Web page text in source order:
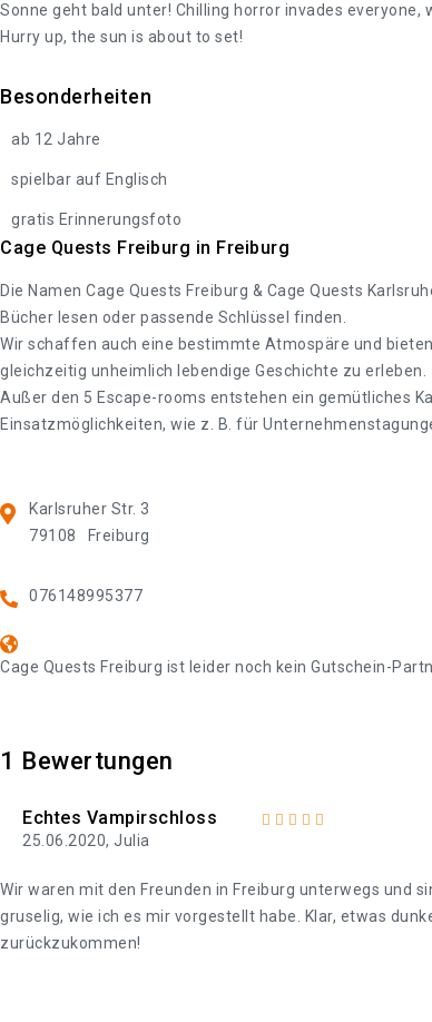
Sonne geht bald unter! Chilling horror invades
Hurry up, the sun is about to set!
Besonderheiten
ab 12 Jahre
spielbar auf Englisch
gratis Erinnerungsfoto
Cage Quests Freiburg in Freiburg
Die Namen Cage Quests Freiburg & Cage Quests
Bücher lesen oder passende Schlüssel finden.
Wir schaffen auch eine bestimmte Atmospäre und
gleichzeitig unheimlich lebendige Geschichte zu erleben.
Außer den 5 Escape-rooms entstehen ein gemütliches
Einsatzmöglichkeiten, wie z. B. für
Karlsruher Str. 3
79108
Freiburg
076148995377
Cage Quests Freiburg ist leider noch kein Gutschein-
1 Bewertungen
Echtes Vampirschloss
25.06.2020, Julia
Wir waren mit den Freunden in Freiburg unterwegs und
gruselig, wie ich es mir vorgestellt habe. Klar, etwas
zurückzukommen!